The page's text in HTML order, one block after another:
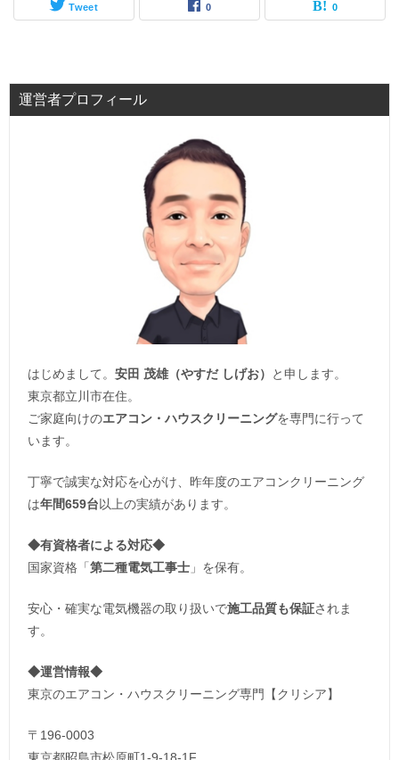
Tweet 0 0
運営者プロフィール
はじめまして。 安田 茂雄（やすだ しげお）
と申します。
東京都立川市在住。
ご家庭向けのエアコン・ハウスクリーニングを専門に行って
います。
丁寧で誠実な対応を心がけ、昨年度のエアコンクリーニング
は年間659台以上の実績があります。
◆有資格者による対応◆
国家資格「 第二種電気工事士 」を保有。
安心・確実な電気機器の取り扱いで施工品質も保証されま
す。
◆運営情報◆
東京のエアコン・ハウスクリーニング専門【クリシア】
〒196-0003